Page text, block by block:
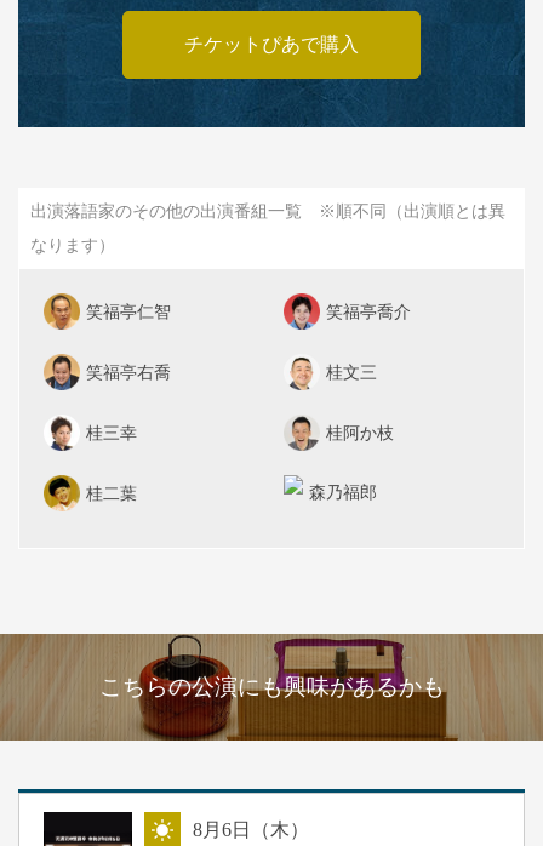
チケットぴあで購入
出演落語家のその他の出演番組一覧 ※順不同（出演順とは異
なります）
笑福亭仁智 笑福亭喬介
笑福亭右喬 桂文三
桂三幸 桂阿か枝
桂二葉 森乃福郎
こちらの公演にも興味があるかも
8月6日（木）